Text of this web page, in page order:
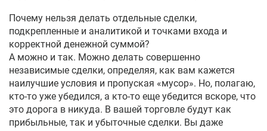
Почему нельзя делать отдельные сделки,
подкрепленные и аналитикой и точками входа и
корректной денежной суммой?
А можно и так. Можно делать совершенно
независимые сделки, определяя, как вам кажется
наилучшие условия и пропуская «мусор». Но, полагаю,
кто-то уже убедился, а кто-то еще убедится вскоре, что
это дорога в никуда. В вашей торговле будут как
прибыльные, так и убыточные сделки. Вы даже